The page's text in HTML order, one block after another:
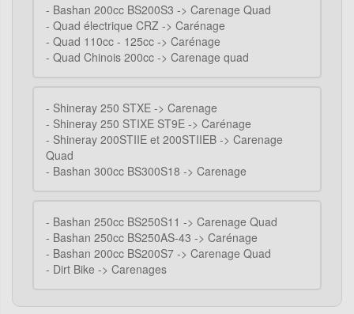
- Bashan 200cc BS200S3 -> Carenage Quad
- Quad électrique CRZ -> Carénage
- Quad 110cc - 125cc -> Carénage
- Quad Chinois 200cc -> Carenage quad
- Shineray 250 STXE -> Carenage
- Shineray 250 STIXE ST9E -> Carénage
- Shineray 200STIIE et 200STIIEB -> Carenage
Quad
- Bashan 300cc BS300S18 -> Carenage
- Bashan 250cc BS250S11 -> Carenage Quad
- Bashan 250cc BS250AS-43 -> Carénage
- Bashan 200cc BS200S7 -> Carenage Quad
- Dirt Bike -> Carenages